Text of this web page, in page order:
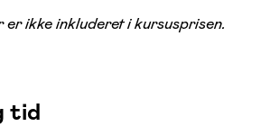
ikke inkluderet i kursusprisen.
tid